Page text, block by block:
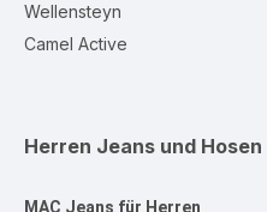
Wellensteyn
Camel Active
Herren Jeans und Hosen
MAC Jeans für Herren